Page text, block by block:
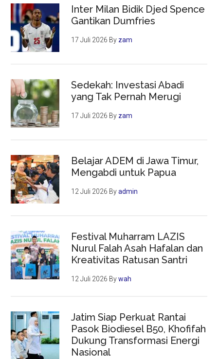
Inter Milan Bidik Djed Spence
Gantikan Dumfries
17 Juli 2026 By zam
Sedekah: Investasi Abadi
yang Tak Pernah Merugi
17 Juli 2026 By zam
Belajar ADEM di Jawa Timur,
Mengabdi untuk Papua
12 Juli 2026 Byadmin
Festival Muharram LAZIS
Nurul Falah Asah Hafalan dan
Kreativitas Ratusan Santri
12 Juli 2026 Bywah
Jatim Siap Perkuat Rantai
Pasok Biodiesel B50, Khofifah
Dukung Transformasi Energi
Nasional